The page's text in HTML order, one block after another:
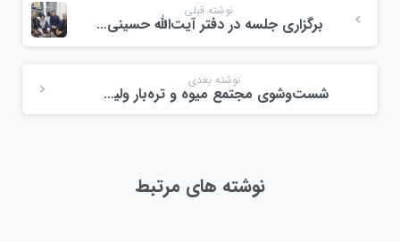
نوشته قبلی
برگزاری جلسه در دفتر آیت‌الله حسینی اشکوری
نوشته بعدی
شست‌وشوی مجتمع میوه و تره‌بار ولیعصر احمد گوراب رشت
نوشته های مرتبط